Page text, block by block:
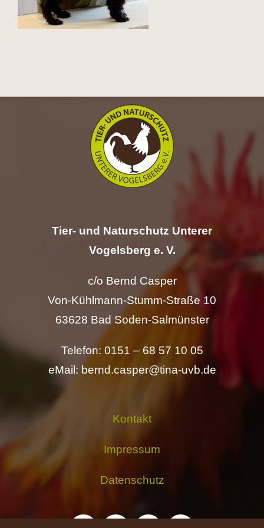
Hilfe
Tier- und Naturschutz Unterer
Vogelsberg e. V.
c/o Bernd Casper
Von-Kühlmann-Stumm-Straße 10
63628 Bad Soden-Salmünster
Telefon: 0151 – 68 57 10 05
eMail: bernd.casper@tina-uvb.de
Kontakt
Impressum
Datenschutz